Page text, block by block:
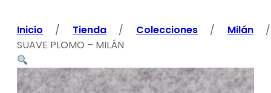
Inicio / Tienda / Colecciones / Milán
/
SUAVE PLOMO – MILÁN